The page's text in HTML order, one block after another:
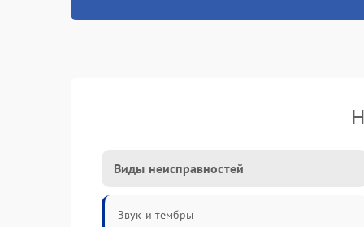
Виды неисправностей
Звук и тембры